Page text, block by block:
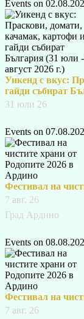
Events on
Уикенд с вкус:
гайди събират
31 юли 26
Events on
Фестивал на
7 авг. 26
Град Ардино
Events on
Фестивал на
7 авг. 26